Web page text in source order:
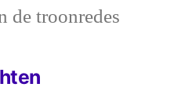
de troonredes